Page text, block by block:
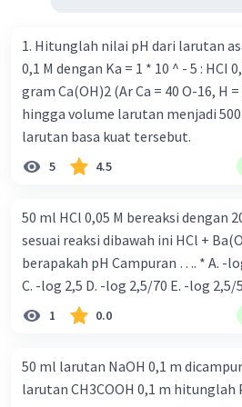
1. Hitunglah nilai pH dari larutan asam
0,1 M dengan Ka = 1 * 10 ^ - 5 : HCI 0,01 M 2. Sebanyak 0,37
gram Ca(OH)2 (Ar Ca = 40 O-16, H
hingga volume larutan menjadi
larutan basa kuat tersebut.
5 4.5
50 ml HCl 0,05 M bereaksi dengan
sesuai reaksi dibawah ini HCl + Ba(OH)2 → BaCl2 + H2O
berapakah pH Campuran …. * A. -log 2,1/70 B. -log 1,5/50
C. -log 2,5 D. -log 2,5/70 E. -log 2,5/
1 0.0
50 ml larutan NaOH 0,1 m
larutan CH3COOH 0,1 m hitunglah